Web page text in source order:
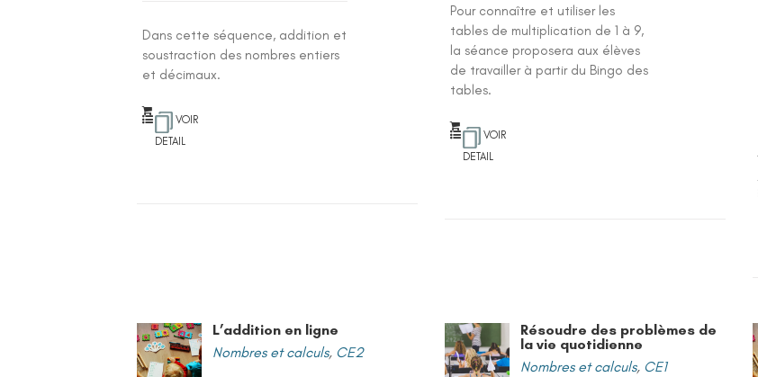
Dans cette séquence, addition et
soustraction des nombres entiers
et décimaux.
VOIR
DETAIL
Pour connaître et utiliser les
tables de multiplication de 1 à 9,
la séance proposera aux élèves
de travailler à partir du Bingo des
tables.
VOIR
DETAIL
L’addition en ligne
Nombres et calculs, CE2
Résoudre des problèmes de
la vie quotidienne
Nombres et calculs, CE1